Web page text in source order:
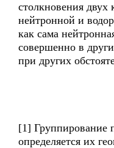
столкновения двух
нейтронной и
как сама
совершенно в
при других
[1] Группирование
определяется их